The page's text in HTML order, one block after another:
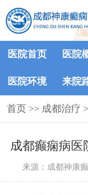
医院首页 医院
医院环境 来院
首页 >> 成都治疗
成都癫痫病医
来源：成都神康